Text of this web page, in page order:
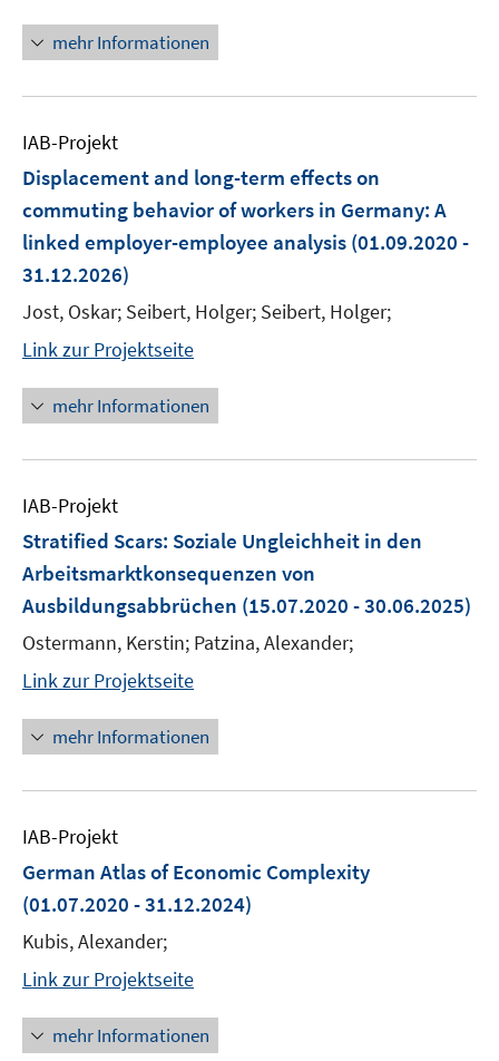
mehr Informationen
IAB-Projekt
Displacement and long-term effects on
commuting behavior of workers in Germany: A
linked employer-employee analysis (01.09.2020 -
31.12.2026)
Jost, Oskar; Seibert, Holger; Seibert, Holger;
Link zur Projektseite
mehr Informationen
IAB-Projekt
Stratified Scars: Soziale Ungleichheit in den
Arbeitsmarktkonsequenzen von
Ausbildungsabbrüchen (15.07.2020 - 30.06.2025)
Ostermann, Kerstin; Patzina, Alexander;
Link zur Projektseite
mehr Informationen
IAB-Projekt
German Atlas of Economic Complexity
(01.07.2020 - 31.12.2024)
Kubis, Alexander;
Link zur Projektseite
mehr Informationen